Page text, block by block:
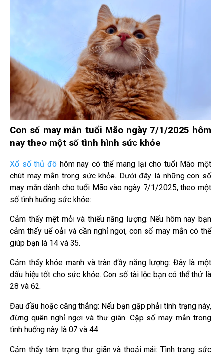
Con số may mắn tuổi Mão ngày 7/1/2025 hôm
nay theo một số tình hình sức khỏe
Xổ số thủ đô hôm nay có thể mang lại cho tuổi Mão một
chút may mắn trong sức khỏe. Dưới đây là những con số
may mắn dành cho tuổi Mão vào ngày 7/1/2025, theo một
số tình huống sức khỏe:
Cảm thấy mệt mỏi và thiếu năng lượng: Nếu hôm nay bạn
cảm thấy uể oải và cần nghỉ ngơi, con số may mắn có thể
giúp bạn là 14 và 35.
Cảm thấy khỏe mạnh và tràn đầy năng lượng: Đây là một
dấu hiệu tốt cho sức khỏe. Con số tài lộc bạn có thể thử là
28 và 62.
Đau đầu hoặc căng thẳng: Nếu bạn gặp phải tình trạng này,
đừng quên nghỉ ngơi và thư giãn. Cặp số may mắn trong
tình huống này là 07 và 44.
Cảm thấy tâm trạng thư giãn và thoải mái: Tình trạng sức